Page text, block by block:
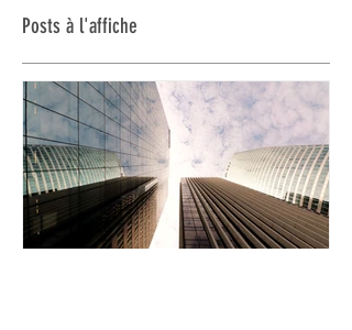
Posts à l'affiche